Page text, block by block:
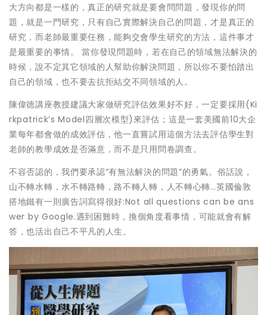
大方向都是一樣的，真正的研究就是要會問問題，發現你的問
題，就是一門研究，只有自己實際解決自己的問題，才是真正的
研究，而老師最重要任務，能夠交會學生研究的方法，這件事才
是最重要的事情。 當你發現問題時，若在自己的領域無法解決的
時候，說不定其它領域的人幫助你解決問題，所以你不要怕踏出
自己的領域，也不要去抗拒結交不同領域的人。
陳偉德講座教授建議大家做研究評估效果好不好，一定要採用(Ki
rkpatrick’s Model四層次模型)來評估；這是一套美國前10大企
業每年都會做的成效評估，他一直嘗試用這個方法去評估學生對
老師的教學成效是否滿意，而不是只用問卷調查。
不容否認的，我們要承認“有無法解決的問題”的勇氣。俗話說，
山不轉水轉，水不轉路轉，路不轉人轉，人不轉心轉…英國倫敦
搭地鐵有一則廣告詞寫得很好:Not all questions can be ans
wer by Google.遇到困難時，換個角度看事情，可能就會有解
答，也活出自己不平凡的人生。